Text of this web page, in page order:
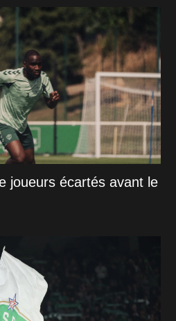
joueurs écartés avant le